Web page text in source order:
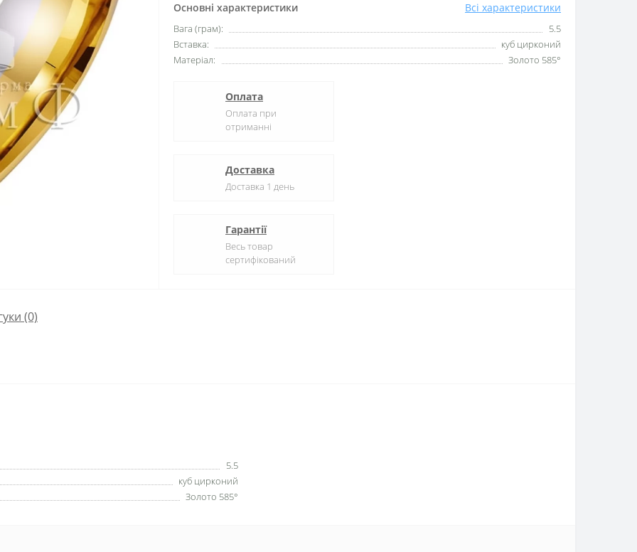
Основні характеристики Всі характеристики
Вага (грам):
5.5
Вставка:
куб цирконий
Матеріал:
Золото 585°
Оплата
Оплата при
отриманні
Доставка
Доставка 1 день
Гарантії
Весь товар
сертифікований
(0)
5.5
куб цирконий
Золото 585°